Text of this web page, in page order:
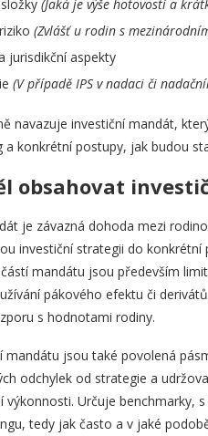
(Jaká je výše hotovosti a
(Zvlášť u rodin s
jurisdikční aspekty
(V případě IPS v nadaci či
navazuje investiční mandát,
a konkrétní postupy, jak budou
obsahovat
je závazná dohoda mezi
investiční strategii do
mandátu jsou především
pákového efektu či
s hodnotami rodiny.
mandátu jsou také povolená
odchylek od strategie a
výkonnosti. Určuje benchmarky,
tedy jak často a v jaké